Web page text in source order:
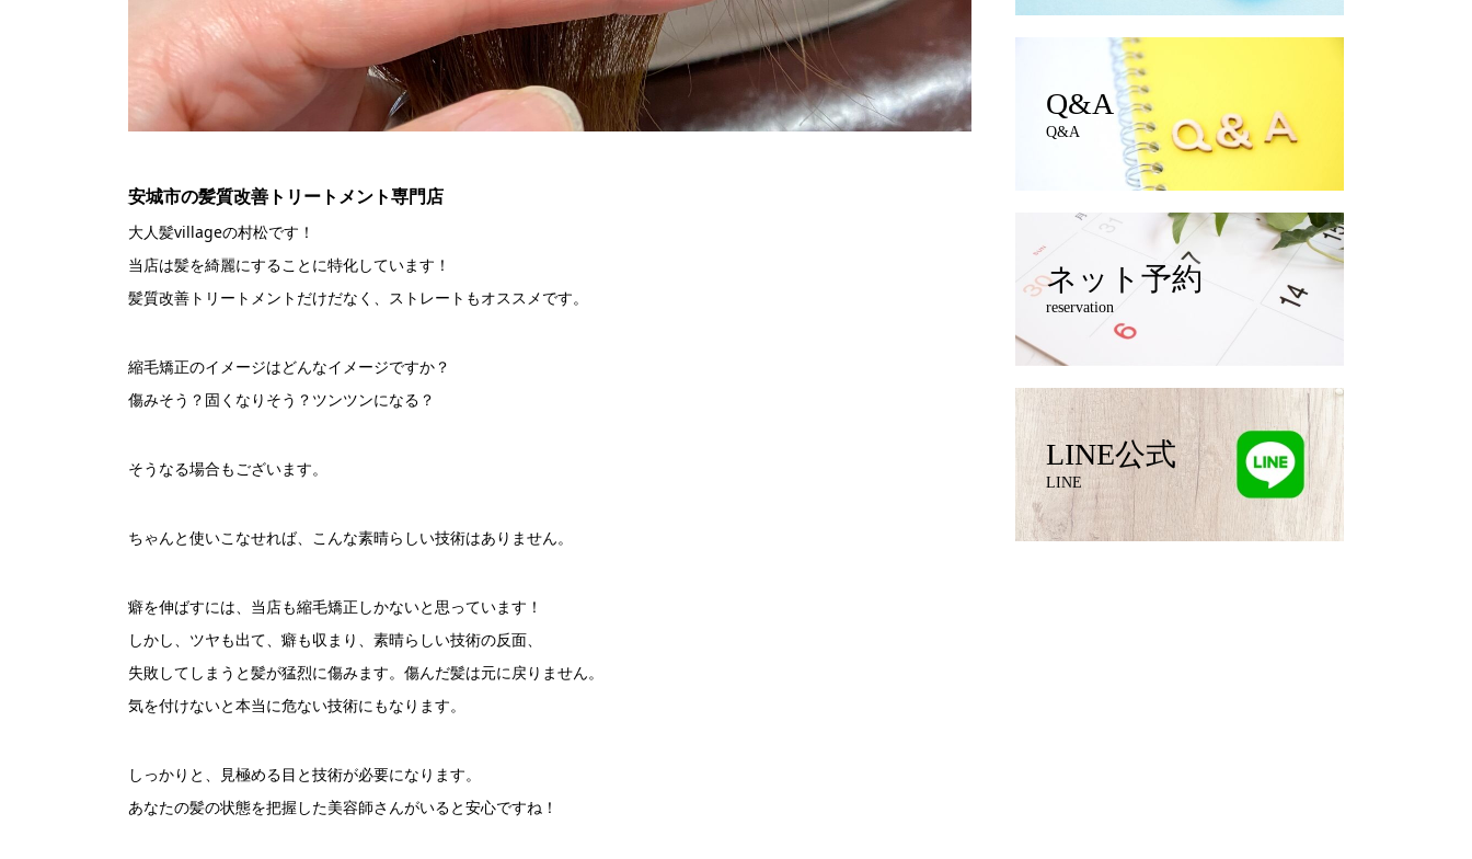
安城市の髪質改善トリートメント専門店
大人髪villageの村松です！
当店は髪を綺麗にすることに特化しています！
髪質改善トリートメントだけだなく、ストレートもオススメです。
縮毛矯正のイメージはどんなイメージですか？
傷みそう？固くなりそう？ツンツンになる？
そうなる場合もございます。
ちゃんと使いこなせれば、こんな素晴らしい技術はありません。
癖を伸ばすには、当店も縮毛矯正しかないと思っています！
しかし、ツヤも出て、癖も収まり、素晴らしい技術の反面、
失敗してしまうと髪が猛烈に傷みます。傷んだ髪は元に戻りません。
気を付けないと本当に危ない技術にもなります。
しっかりと、見極める目と技術が必要になります。
あなたの髪の状態を把握した美容師さんがいると安心ですね！
Q&A
Q&A
ネット予約
reservation
LINE公式
LINE